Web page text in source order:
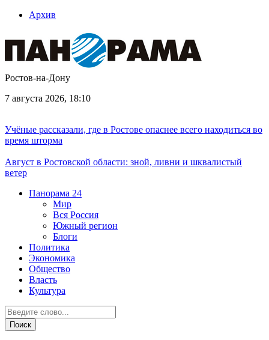
Архив
Ростов-на-Дону
7 августа 2026, 18:10
Учёные рассказали, где в Ростове опаснее всего находиться во
время шторма
Август в Ростовской области: зной, ливни и шквалистый
ветер
Панорама 24
Мир
Вся Россия
Южный регион
Блоги
Политика
Экономика
Общество
Власть
Культура